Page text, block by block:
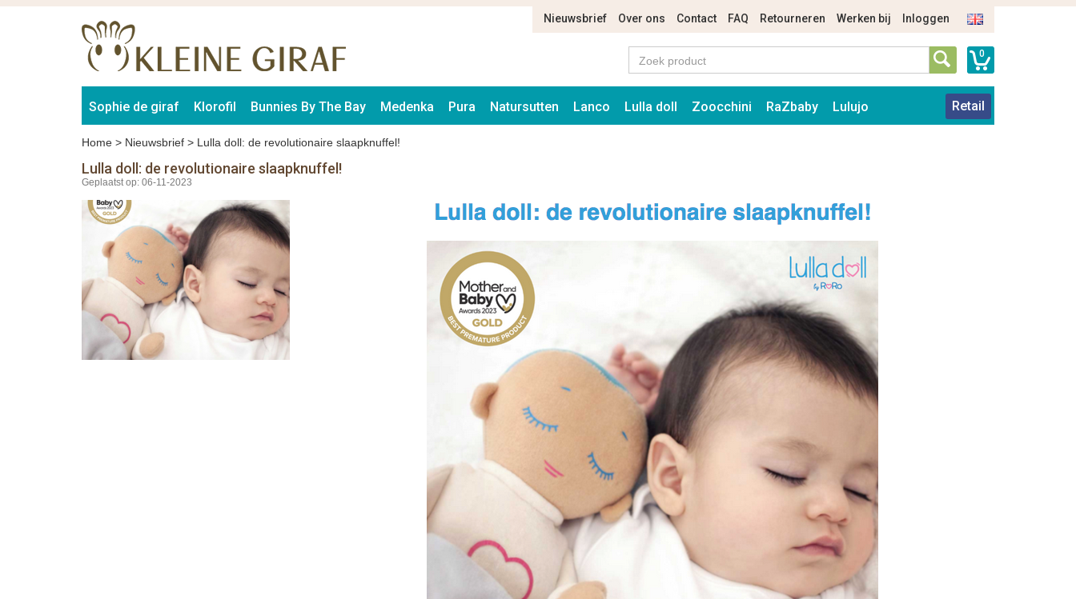
Nieuwsbrief Over ons Contact FAQ Retourneren Werken bij Inloggen
0
Sophie de giraf Klorofil Bunnies By The Bay Medenka Pura Natursutten Lanco Lulla doll Zoocchini RaZbaby Lulujo Retail
Home > Nieuwsbrief > Lulla doll: de revolutionaire slaapknuffel!
Lulla doll: de revolutionaire slaapknuffel!
Geplaatst op: 06-11-2023